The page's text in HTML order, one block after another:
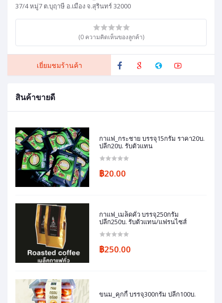
37/4 หมู่7 ต.บุฤาษี อ.เมือง จ.สุรินทร์ 32000
(0 ความคิดเห็นของลูกค้า)
เยี่ยมชมร้านค้า
สินค้าขายดี
กาแฟ_กระชาย บรรจุ15กรัม ราคา20บ.
ปลีก20บ. รับตัวแทน
฿20.00
กาแฟ_เมล็ดคั่ว บรรจุ250กรัม
ปลีก250บ. รับตัวแทน/แฟรนไซส์
฿250.00
ขนม_คุกกี้ บรรจุ300กรัม ปลีก100บ.